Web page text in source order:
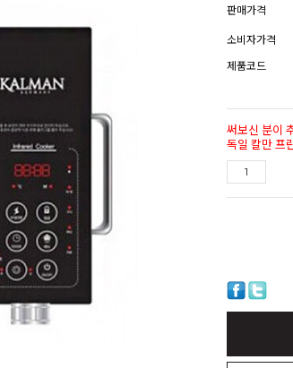
판매가격
소비자가격
제품코드
써보신 분이
독일 칼만 프